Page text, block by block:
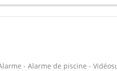
- Alarme de piscine -